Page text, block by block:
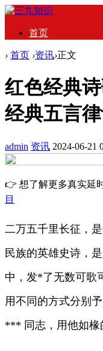
首页
› 首页 ›资讯›正文
红色经典
经典五言律
admin 资讯 2024-06-21
👉 想了解更多真实延
目
二万五千里长征，
民族的英雄史诗，
中，发*了无数可歌
用不同的方式分别
*** 同志，用他如椽